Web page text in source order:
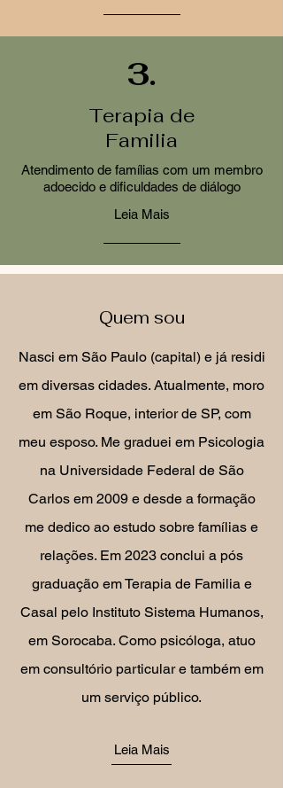
3.
Terapia de
Familia
Atendimento de famílias com um membro
adoecido e dificuldades de diálogo
Leia Mais
Quem sou
Nasci em São Paulo (capital) e já residi
em diversas cidades. Atualmente, moro
em São Roque, interior de SP, com
meu esposo. Me graduei em Psicologia
na Universidade Federal de São
Carlos em 2009 e desde a formação
me dedico ao estudo sobre famílias e
relações. Em 2023 conclui a pós
graduação em Terapia de Familia e
Casal pelo Instituto Sistema Humanos,
em Sorocaba. Como psicóloga, atuo
em consultório particular e também em
um serviço público.
Leia Mais